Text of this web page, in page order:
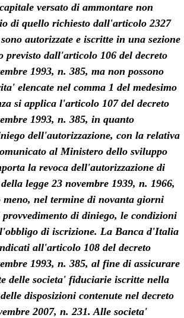
versato di ammontare non
di quello richiesto dall'articolo 2327
autorizzate e iscritte in una sezione
previsto dall'articolo 106 del decreto
1993, n. 385, ma non possono
elencate nel comma 1 del medesimo
si applica l'articolo 107 del decreto
1993, n. 385, in quanto
dell'autorizzazione, con la relativa
al Ministero dello sviluppo
la revoca dell'autorizzazione di
legge 23 novembre 1939, n. 1966,
meno, nel termine di novanta giorni
di diniego, le condizioni
di iscrizione. La Banca d'Italia
all'articolo 108 del decreto
1993, n. 385, al fine di assicurare
delle societa' fiduciarie iscritte nella
disposizioni contenute nel decreto
2007, n. 231. Alle societa'